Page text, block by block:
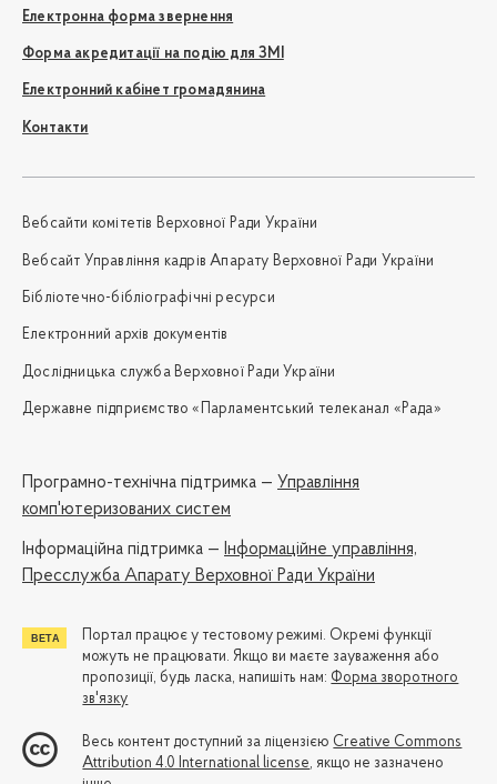
Електронна форма звернення
Форма акредитації на подію для ЗМІ
Електронний кабінет громадянина
Контакти
Вебсайти комітетів Верховної Ради України
Вебсайт Управління кадрів Апарату Верховної Ради України
Бібліотечно-бібліографічні ресурси
Електронний архів документів
Дослідницька служба Верховної Ради України
Державне підприємство «Парламентський телеканал «Рада»
Програмно-технічна підтримка — Управління
комп'ютеризованих систем
Iнформаційна підтримка — Інформаційне управління,
Пресслужба Апарату Верховної Ради України
Портал працює у тестовому режимі. Окремі функції
можуть не працювати. Якщо ви маєте зауваження або
пропозиції, будь ласка, напишіть нам: Форма зворотного
зв'язку
Весь контент доступний за ліцензією Creative Commons
Attribution 4.0 International license, якщо не зазначено